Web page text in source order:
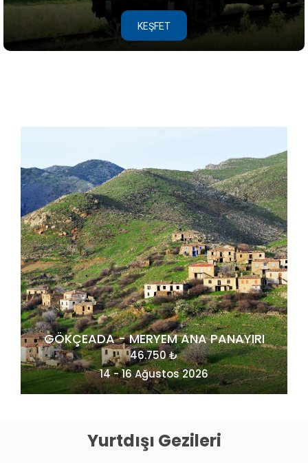
KEŞFET
MAÇAHEL VE KUZEY DOĞU KARADENİZ
49.275 ₺
20 - 23 Ağustos 2026
Yurtdışı Gezileri